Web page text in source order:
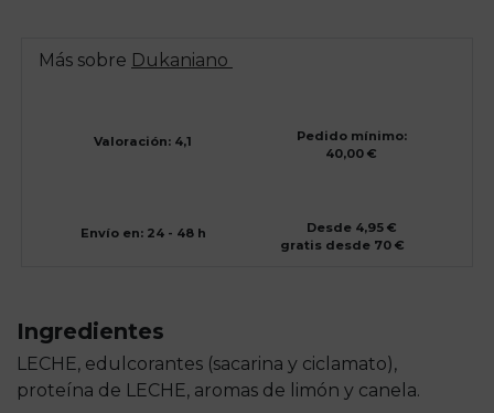
Más sobre Dukaniano
Valoración: 4,1
Pedido mínimo:
40,00 €
Envío en: 24 - 48 h
Desde 4,95 €
gratis desde 70 €
Ingredientes
LECHE, edulcorantes (sacarina y ciclamato),
proteína de LECHE, aromas de limón y canela.